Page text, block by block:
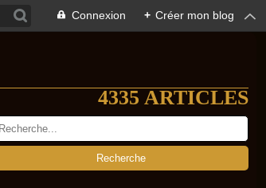
Connexion + Créer mon blog
4335 ARTICLES